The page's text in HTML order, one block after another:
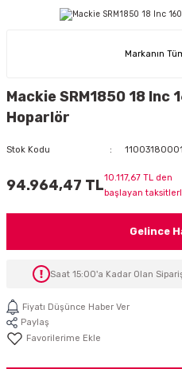
( SES KARTLI )
AKSESUAR
Markanın
Mackie SRM1850 18 Inc
Hoparlör
Stok Kodu
94.964,47 TL10.117,67 TL den
başlayan
Gelince
Saat 15:00'a Kadar Olan
Fiyatı Düşünce Haber Ver
Paylaş